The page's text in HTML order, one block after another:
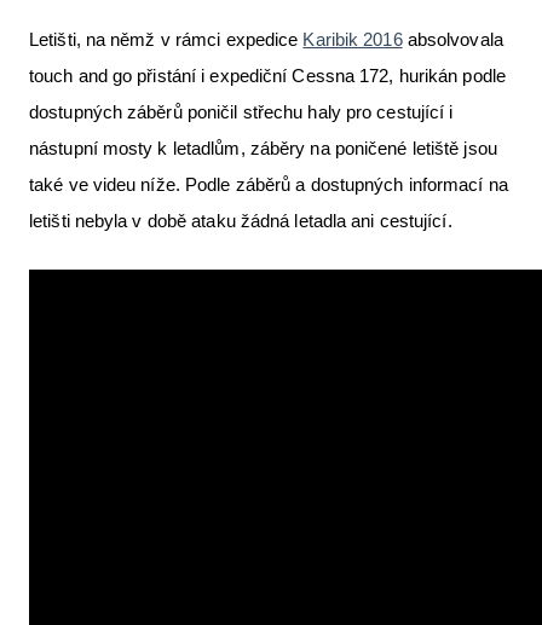
Letišti, na němž v rámci expedice Karibik 2016absolvovala
touch and go přistání i expediční Cessna 172, hurikán podle
dostupných záběrů poničil střechu haly pro cestující i
nástupní mosty k letadlům, záběry na poničené letiště jsou
také ve videu níže. Podle záběrů a dostupných informací na
letišti nebyla v době ataku žádná letadla ani cestující.